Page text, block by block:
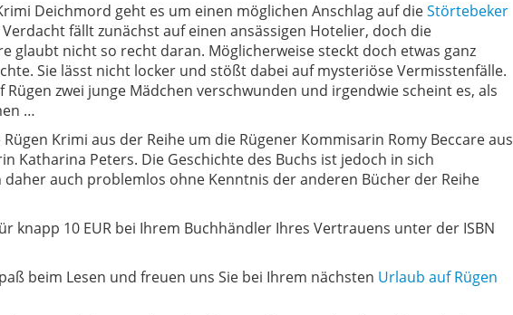
Deichmord geht es um einen möglichen Anschlag auf dieStörtebeker
Verdacht fällt zunächst auf einen ansässigen Hotelier, doch die
glaubt nicht so recht daran. Möglicherweise steckt doch etwas ganz
Sie lässt nicht locker und stößt dabei auf mysteriöse Vermisstenfälle.
Rügen zwei junge Mädchen verschwunden und irgendwie scheint es, als
…
Krimi aus der Reihe um die Rügener Kommisarin Romy Beccare aus
Katharina Peters. Die Geschichte des Buchs ist jedoch in sich
daher auch problemlos ohne Kenntnis der anderen Bücher der Reihe
knapp 10 EUR bei Ihrem Buchhändler Ihres Vertrauens unter der ISBN
beim Lesen und freuen uns Sie bei Ihrem nächsten Urlaub auf Rügen